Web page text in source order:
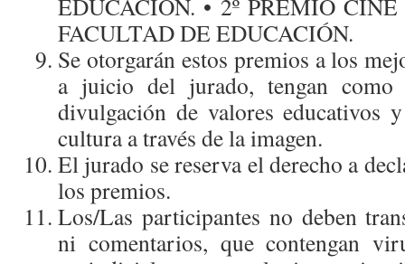
EDUCACIÓN. • 2º PREMIO
FACULTAD DE EDUCACIÓN.
Se otorgarán estos premios a los
a juicio del jurado, tengan como
divulgación de valores educativos
cultura a través de la imagen.
El jurado se reserva el derecho a
los premios.
Los/Las participantes no deben
ni comentarios, que contengan